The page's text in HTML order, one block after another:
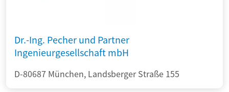
Dr.-Ing. Pecher und Partner
Ingenieurgesellschaft mbH
D-80687 München, Landsberger Straße 155